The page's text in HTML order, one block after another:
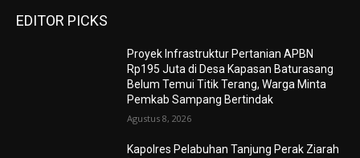
EDITOR PICKS
Proyek Infrastruktur Pertanian APBN
Rp195 Juta di Desa Kapasan Baturasang
Belum Temui Titik Terang, Warga Minta
Pemkab Sampang Bertindak
Agustus 8, 2026
Kapolres Pelabuhan Tanjung Perak Ziarah